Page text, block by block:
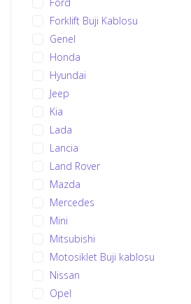
Ford
Forklift Buji Kablosu
Genel
Honda
Hyundai
Jeep
Kia
Lada
Lancia
Land Rover
Mazda
Mercedes
Mini
Mitsubishi
Motosiklet Buji kablosu
Nissan
Opel